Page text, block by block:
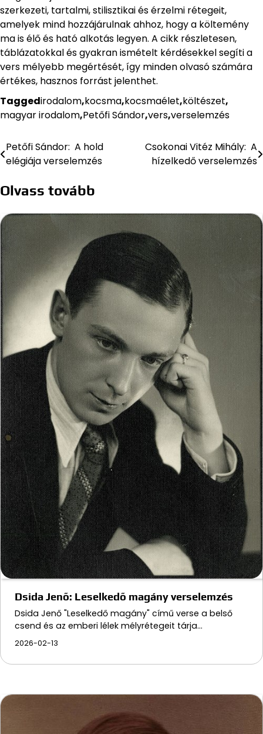
szerkezeti, tartalmi, stilisztikai és érzelmi rétegeit,
amelyek mind hozzájárulnak ahhoz, hogy a költemény
ma is élő és ható alkotás legyen. A cikk részletesen,
táblázatokkal és gyakran ismételt kérdésekkel segíti a
vers mélyebb megértését, így minden olvasó számára
értékes, hasznos forrást jelenthet.
Taggedirodalom,kocsma,kocsmaélet,költészet,
magyar irodalom,Petőfi Sándor,vers,verselemzés
Bejegyzés
navigáció
Petőfi Sándor: A hold
elégiája verselemzés
Csokonai Vitéz Mihály: A
hízelkedő verselemzés
Olvass tovább
Dsida Jenő: Leselkedő magány verselemzés
Dsida Jenő "Leselkedő magány" című verse a belső
csend és az emberi lélek mélyrétegeit tárja…
2026-02-13